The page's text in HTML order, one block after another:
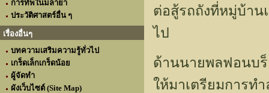
การทัพในมลายา
ประวัติศาสตร์อื่น ๆ
เรื่องอื่นๆ
บทความเสริมความรู้ทั่วไป
เกร็ดเล็กเกร็ดน้อย
ผู้จัดทำ
ผังเว็บไซต์ (Site Map)
ต่อสู้รถถังที่หมู่บ้าน
ไป
ด้านนายพลฟอนบร็
ให้มาเตรียมการท